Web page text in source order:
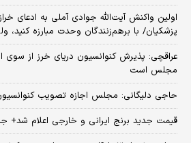
اولین واکنش آیت‌الله جوادی آملی به ادعای
پزشکیان/ با برهم‌زنندگان وحدت مبارزه کنید،
عراقچی: پذیرش کنوانسیون دریای خرز از سوی
مجلس است
حاجی دلیگانی: مجلس اجازه تصویب
قیمت جدید برنج ایرانی و خارجی اعلام شد+